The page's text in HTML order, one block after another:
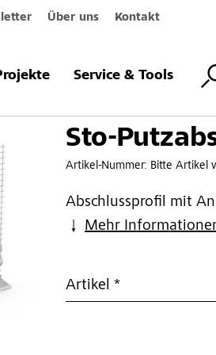
Über uns Kontakt
Service & Tools
Sto-
Artikel-Nummer: Bitte Artikel
Abschlussprofil mit
Mehr
Artikel *